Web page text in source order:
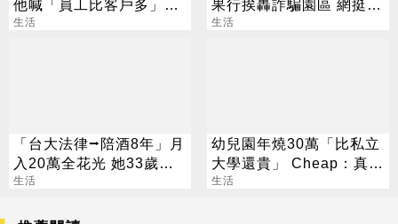
他喊「員工比客戶多」內
行人曝真相
生活
果行挨轟詐騙園區 網挺店
家：很正常
生活
「台大法律⭢陪酒8年」月
入20萬全花光 她33歲重
考醫牙：我只想賺錢
生活
幼兒園年燒30萬「比私立
大學還貴」 Cheap：真心
敬佩願意生
生活